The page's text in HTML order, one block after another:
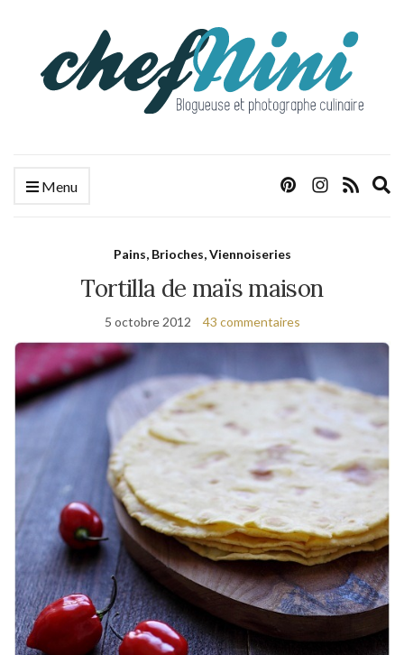
Menu
Pains, Brioches, Viennoiseries
Tortilla de maïs maison
5 octobre 2012 43 commentaires